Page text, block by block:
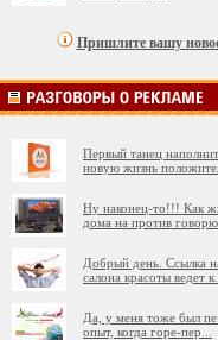
Пришлите вашу
Первый танец
новую жизнь
Ну наконец-то!!! Как
дома на против
Добрый день. Ссылка
салона красоты ведет к
Да, у меня тоже был
опыт, когда горе-пер